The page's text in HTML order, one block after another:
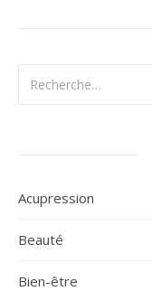
Acupression
Beauté
Bien-être